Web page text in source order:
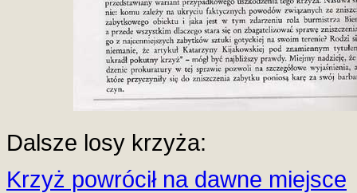
Dalsze losy krzyża:
Krzyż powrócił na dawne miejsce